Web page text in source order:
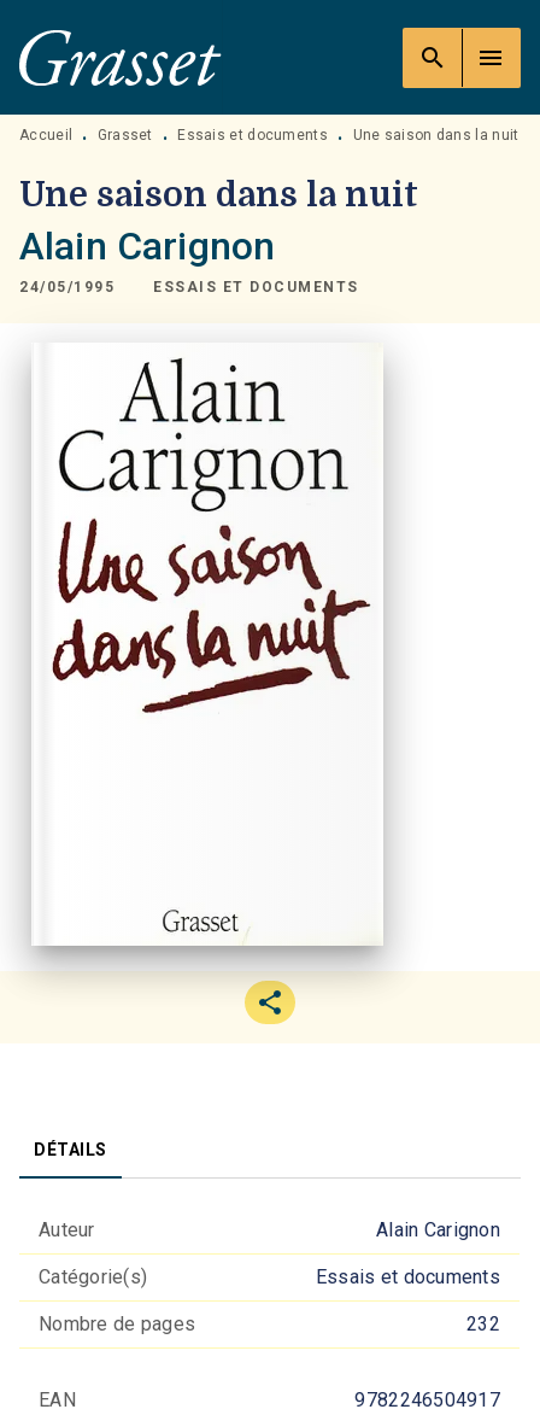
MENU RECHERCHE
PIED DE PAGE
search menu
Accueil • Grasset • Essais et documents • Une saison dans la nuit
Une saison dans la nuit
Alain Carignon
24/05/1995 ESSAIS ET DOCUMENTS
DÉTAILS
Auteur Alain Carignon
Catégorie(s) Essais et documents
Nombre de pages 232
EAN 9782246504917